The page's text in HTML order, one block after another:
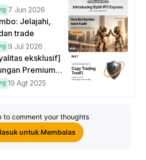
7 Jun 2026
Jelajahi,
trade
9 Jul 2026
eksklusif]
Premium
19 Agt 2025
to comment your thoughts
untuk Membalas